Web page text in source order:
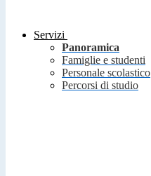
Servizi
Panoramica
Famiglie e studenti
Personale scolastico
Percorsi di studio